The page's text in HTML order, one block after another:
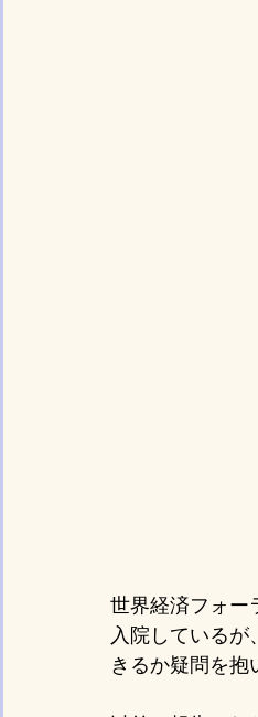
世界経済フォー
入院しているが
きるか疑問を抱